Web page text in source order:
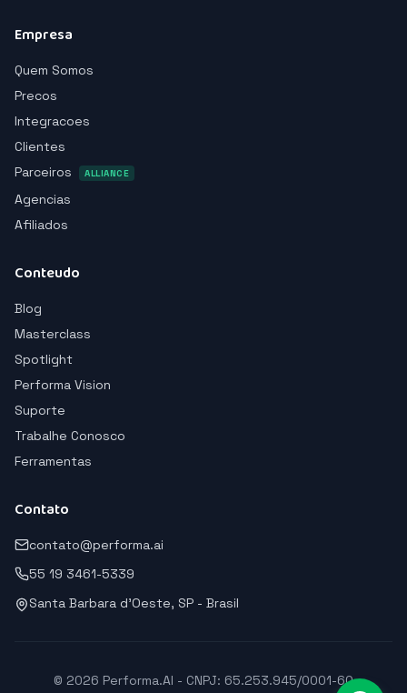
Empresa
Quem Somos
Precos
Integracoes
Clientes
Parceiros
ALLIANCE
Agencias
Afiliados
Conteudo
Blog
Masterclass
Spotlight
Performa Vision
Suporte
Trabalhe Conosco
Ferramentas
Contato
contato@performa.ai
55 19 3461-5339
Santa Barbara d'Oeste, SP - Brasil
© 2026 Performa.AI - CNPJ: 65.253.945/0001-60